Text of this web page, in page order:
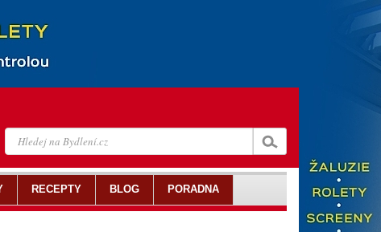
RECEPTY BLOG PORADNA